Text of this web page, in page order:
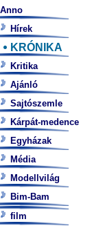
Anno
Hírek
KRÓNIKA
Kritika
Ajánló
Sajtószemle
Kárpát-medence
Egyházak
Média
Modellvilág
Bim-Bam
film